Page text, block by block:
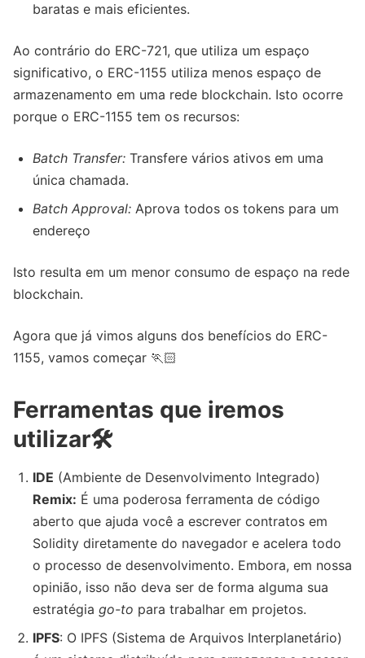
baratas e mais eficientes.
Ao contrário do ERC-721, que utiliza um espaço
significativo, o ERC-1155 utiliza menos espaço de
armazenamento em uma rede blockchain. Isto ocorre
porque o ERC-1155 tem os recursos:
Batch Transfer: Transfere vários ativos em uma
única chamada.
Batch Approval: Aprova todos os tokens para um
endereço
Isto resulta em um menor consumo de espaço na rede
blockchain.
Agora que já vimos alguns dos benefícios do ERC-
1155, vamos começar 🏃🏻
Ferramentas que iremos
utilizar🛠️
IDE (Ambiente de Desenvolvimento Integrado)
Remix: É uma poderosa ferramenta de código
aberto que ajuda você a escrever contratos em
Solidity diretamente do navegador e acelera todo
o processo de desenvolvimento. Embora, em nossa
opinião, isso não deva ser de forma alguma sua
estratégia go-to para trabalhar em projetos.
IPFS: O IPFS (Sistema de Arquivos Interplanetário)